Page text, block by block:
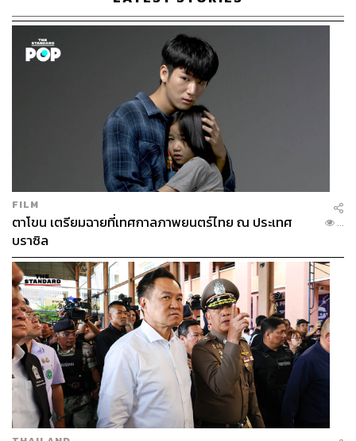
FILM
ตาโขน เตรียมฉายที่เทศกาลภาพยนตร์ไทย ณ ประเทศ
บราซิล
...